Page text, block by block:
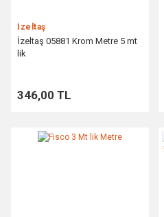
İzeltaş
İzeltaş 05881 Krom Metre 5 mt
lik
346,00 TL